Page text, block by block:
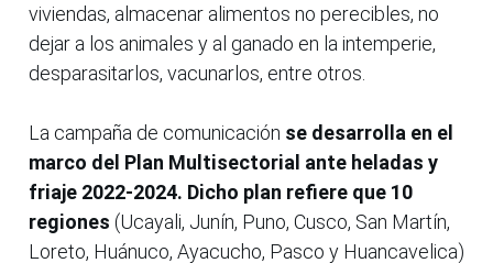
viviendas, almacenar alimentos no perecibles, no
dejar a los animales y al ganado en la intemperie,
desparasitarlos, vacunarlos, entre otros.
La campaña de comunicación se desarrolla en el
marco del Plan Multisectorial ante heladas y
friaje 2022-2024. Dicho plan refiere que 10
regiones (Ucayali, Junín, Puno, Cusco, San Martín,
Loreto, Huánuco, Ayacucho, Pasco y Huancavelica)